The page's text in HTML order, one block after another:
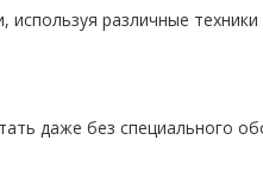
различные
даже без